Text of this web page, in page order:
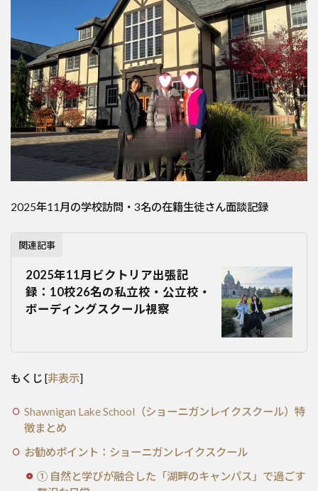
2025年11月の学校訪問・3名の在籍生徒さん面談記録
関連記事
2025年11月ビクトリア出張記
録：10校26名の私立校・公立校・
ボーディングスクール視察
もくじ [非表示]
Shawnigan Lake School（ショーニガンレイクスクール）特
徴まとめ
お勧めポイント：ショーニガンレイクスクール
① 自然と学びが融合した「湖畔のキャンパス」で過ごす